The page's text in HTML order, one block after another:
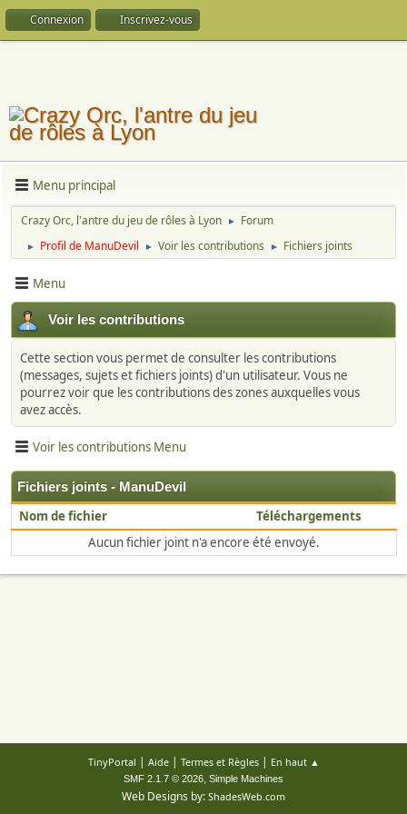
Connexion Inscrivez-vous
Menu principal
Crazy Orc, l'antre du jeu de rôles à Lyon ► Forum
► Profil de ManuDevil ► Voir les contributions ► Fichiers joints
Menu
Voir les contributions
Cette section vous permet de consulter les contributions
(messages, sujets et fichiers joints) d'un utilisateur. Vous ne
pourrez voir que les contributions des zones auxquelles vous
avez accès.
Voir les contributions Menu
Fichiers joints - ManuDevil
Nom de fichier
Téléchargements
Aucun fichier joint n'a encore été envoyé.
TinyPortal | Aide| Termes et Règles| En haut ▲
SMF 2.1.7 © 2026, Simple Machines
Web Designs by: ShadesWeb.com